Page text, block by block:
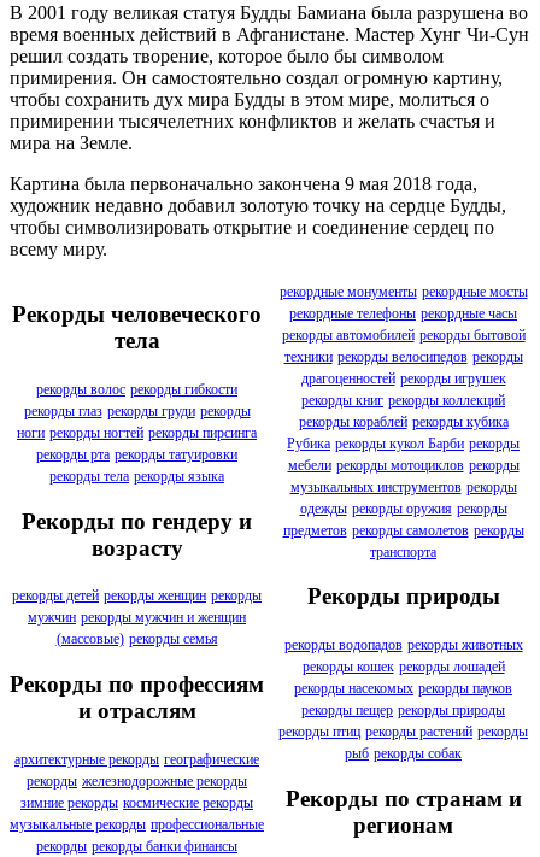
В 2001 году великая статуя Будды Бамиана была разрушена во
время военных действий в Афганистане. Мастер Хунг Чи-Сун
решил создать творение, которое было бы символом
примирения. Он самостоятельно создал огромную картину,
чтобы сохранить дух мира Будды в этом мире, молиться о
примирении тысячелетних конфликтов и желать счастья и
мира на Земле.
Картина была первоначально закончена 9 мая 2018 года,
художник недавно добавил золотую точку на сердце Будды,
чтобы символизировать открытие и соединение сердец по
всему миру.
Рекорды человеческого
тела
рекорды волос рекорды гибкости
рекорды глаз рекорды груди рекорды
ноги рекорды ногтей рекорды пирсинга
рекорды рта рекорды татуировки
рекорды тела рекорды языка
Рекорды по гендеру и
возрасту
рекорды детей рекорды женщин рекорды
мужчин рекорды мужчин и женщин
(массовые) рекорды семья
Рекорды по профессиям
и отраслям
архитектурные рекорды географические
рекорды железнодорожные рекорды
зимние рекорды космические рекорды
музыкальные рекорды профессиональные
рекорды рекорды банки финансы
рекордные монументы рекордные мосты
рекордные телефоны рекордные часы
рекорды автомобилей рекорды бытовой
техники рекорды велосипедов рекорды
драгоценностей рекорды игрушек
рекорды книг рекорды коллекций
рекорды кораблей рекорды кубика
Рубика рекорды кукол Барби рекорды
мебели рекорды мотоциклов рекорды
музыкальных инструментов рекорды
одежды рекорды оружия рекорды
предметов рекорды самолетов рекорды
транспорта
Рекорды природы
рекорды водопадов рекорды животных
рекорды кошек рекорды лошадей
рекорды насекомых рекорды пауков
рекорды пещер рекорды природы
рекорды птиц рекорды растений рекорды
рыб рекорды собак
Рекорды по странам и
регионам